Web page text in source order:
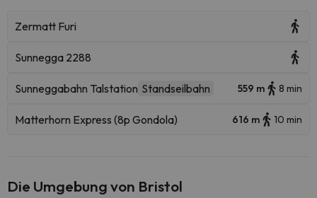
Zermatt Furi
Sunnegga 2288
Sunneggabahn Talstation Standseilbahn 559 m 8 min
Matterhorn Express (8p Gondola) 616 m 10 min
Die Umgebung von Bristol